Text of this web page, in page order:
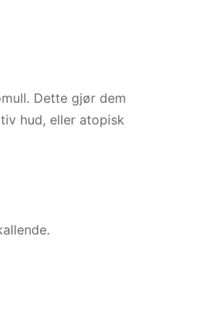
Dette gjør dem
hud, eller atopisk